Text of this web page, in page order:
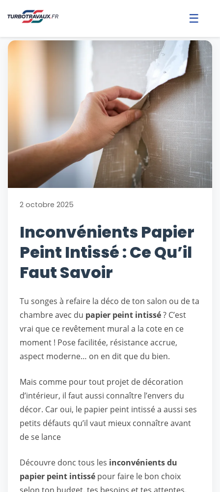
☰
2 octobre 2025
Inconvénients Papier
Peint Intissé : Ce Qu’il
Faut Savoir
Tu songes à refaire la déco de ton salon ou de ta
chambre avec du papier peint intissé? C’est
vrai que ce revêtement mural a la cote en ce
moment ! Pose facilitée, résistance accrue,
aspect moderne… on en dit que du bien.
Mais comme pour tout projet de décoration
d’intérieur, il faut aussi connaître l’envers du
décor. Car oui, le papier peint intissé a aussi ses
petits défauts qu’il vaut mieux connaître avant
de se lance
Découvre donc tous les inconvénients du
papier peint intissé pour faire le bon choix